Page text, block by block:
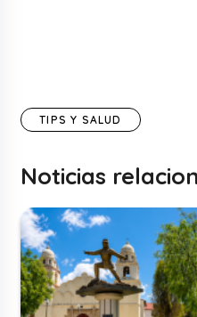
TIPS Y SALUD
Noticias